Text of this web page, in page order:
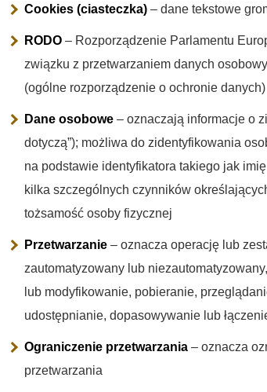
Cookies (ciasteczka) – dane tekstowe
RODO – Rozporządzenie Parlamentu
związku z przetwarzaniem danych
(ogólne rozporządzenie o ochronie danych)
Dane osobowe – oznaczają informacje o
dotyczą”); możliwa do zidentyfikowania
na podstawie identyfikatora takiego jak
kilka szczególnych czynników
tożsamość osoby fizycznej
Przetwarzanie – oznacza operację lub
zautomatyzowany lub
lub modyfikowanie, pobieranie,
udostępnianie, dopasowywanie lub
Ograniczenie przetwarzania – oznacza
przetwarzania